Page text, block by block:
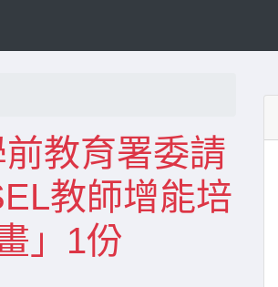
教育署委請
教師增能培
」1份